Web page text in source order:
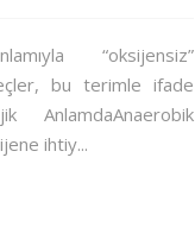
“oksijensiz”
bu terimle ifade
AnlamdaAnaerobik
ihtiy...